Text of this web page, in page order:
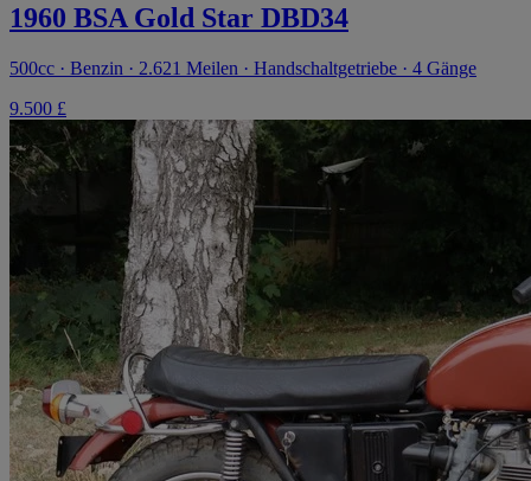
1960 BSA Gold Star DBD34
500cc · Benzin · 2.621 Meilen · Handschaltgetriebe · 4 Gänge
9.500 £